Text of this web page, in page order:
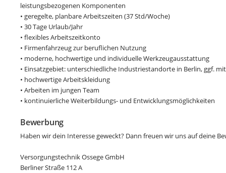
leistungsbezogenen Komponenten
• geregelte, planbare Arbeitszeiten (37 Std/Woche)
• 30 Tage Urlaub/Jahr
• flexibles Arbeitszeitkonto
• Firmenfahrzeug zur beruflichen Nutzung
• moderne, hochwertige und individuelle Werkzeugausstattung
• Einsatzgebiet: unterschiedliche Industriestandorte in Berlin, ggf.
• hochwertige Arbeitskleidung
• Arbeiten im jungen Team
• kontinuierliche Weiterbildungs- und Entwicklungsmöglichkeiten
Bewerbung
Haben wir dein Interesse geweckt? Dann freuen wir uns auf deine
Versorgungstechnik Ossege GmbH
Berliner Straße 112 A